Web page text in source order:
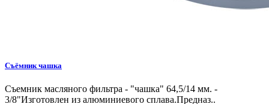
Съёмник чашка
Съемник масляного фильтра - "чашка" 64,5/14 мм. -
3/8"Изготовлен из алюминиевого сплава.Предназ..